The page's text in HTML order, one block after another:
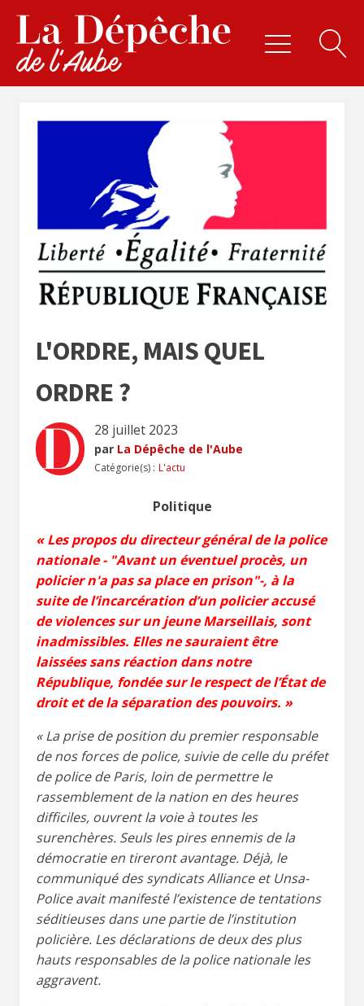
L'ORDRE, MAIS QUEL
ORDRE ?
28 juillet 2023
par La Dépêche de l'Aube
Catégorie(s) : L'actu
Politique
« Les propos du directeur général de la police
nationale - "Avant un éventuel procès, un
policier n'a pas sa place en prison"-, à la
suite de l’incarcération d’un policier accusé
de violences sur un jeune Marseillais, sont
inadmissibles. Elles ne sauraient être
laissées sans réaction dans notre
République, fondée sur le respect de l’État de
droit et de la séparation des pouvoirs. »
« La prise de position du premier responsable
de nos forces de police, suivie de celle du préfet
de police de Paris, loin de permettre le
rassemblement de la nation en des heures
difficiles, ouvrent la voie à toutes les
surenchères. Seuls les pires ennemis de la
démocratie en tireront avantage. Déjà, le
communiqué des syndicats Alliance et Unsa-
Police avait manifesté l’existence de tentations
séditieuses dans une partie de l’institution
policière. Les déclarations de deux des plus
hauts responsables de la police nationale les
aggravent.